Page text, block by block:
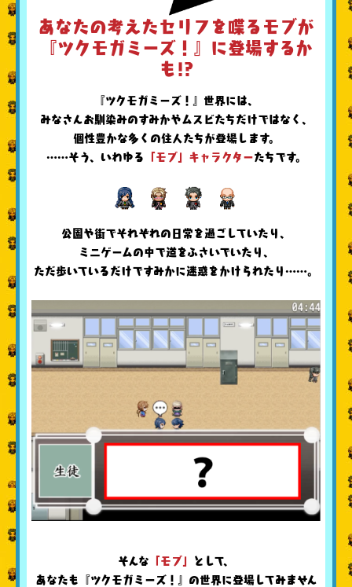
あなたの考えたセリフを喋るモブが
『ツクモガミーズ！』に登場するか
も!?
『ツクモガミーズ！』世界には、
みなさんお馴染みのすみかやムスビたちだけではなく、
個性豊かな多くの住人たちが登場します。
……そう、いわゆる 「モブ」キャラクターたちです。
公園や街でそれぞれの日常を過ごしていたり、
ミニゲームの中で道をふさいでいたり、
ただ歩いているだけですみかに迷惑をかけられたり……。
そんな 「モブ」 として、
あなたも『ツクモガミーズ！』の世界に登場してみません